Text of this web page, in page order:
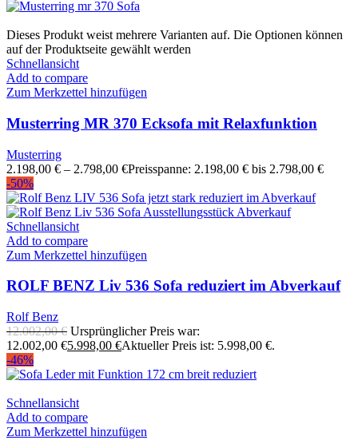
Dieses Produkt weist mehrere Varianten auf. Die Optionen können
auf der Produktseite gewählt werden
Schnellansicht
Add to compare
Zum Merkzettel hinzufügen
Musterring MR 370 Ecksofa mit Relaxfunktion
Musterring
2.198,00 € – 2.798,00 €Preisspanne: 2.198,00 € bis 2.798,00 €
-50%
Schnellansicht
Add to compare
Zum Merkzettel hinzufügen
ROLF BENZ Liv 536 Sofa reduziert im Abverkauf
Rolf Benz
12.002,00€ Ursprünglicher Preis war:
12.002,00 €5.998,00 €Aktueller Preis ist: 5.998,00 €.
-46%
Schnellansicht
Add to compare
Zum Merkzettel hinzufügen